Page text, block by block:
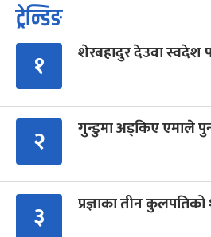
ट्रेन्डिङ
१ शेरबहादुर देउवा स्वदेश
२ गुन्डुमा अड्किए एमाले
३ प्रज्ञाका तीन